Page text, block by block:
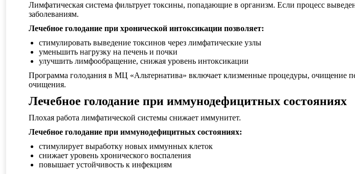
Лимфатическая система фильтрует токсины, попадающие в организм. Если процесс
заболеваниям.
Лечебное голодание при хронической интоксикации позволяет:
стимулировать выведение токсинов через лимфатические узлы
уменьшить нагрузку на печень и почки
улучшить лимфообращение, снижая уровень интоксикации
Программа голодания в МЦ «Альтернатива» включает клизменные процедуры, очищение
очищения.
Лечебное голодание при иммунодефицитных состояниях
Плохая работа лимфатической системы снижает иммунитет.
Лечебное голодание при иммунодефицитных состояниях:
стимулирует выработку новых иммунных клеток
снижает уровень хронического воспаления
повышает устойчивость к инфекциям